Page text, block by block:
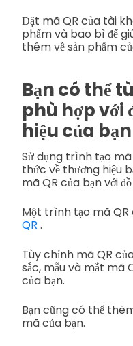
Đặt mã QR của tài
phẩm và bao bì để
thêm về sản phẩm
Bạn có thể
phù hợp với
hiệu của bạn
Sử dụng trình tạo mã
thức về thương hiệu
mã QR của bạn với
Một trình tạo mã
QR .
Tùy chỉnh mã QR
sắc, mẫu và mắt mã
của bạn.
Bạn cũng có thể
mã của bạn.